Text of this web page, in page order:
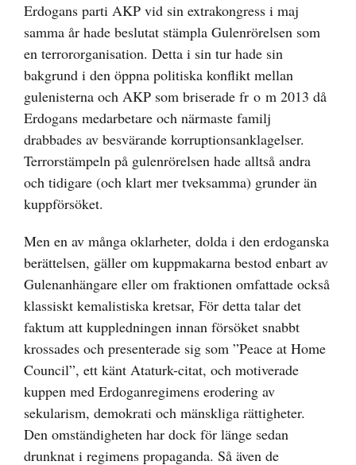
Erdogans parti AKP vid sin extrakongress i maj
samma år hade beslutat stämpla Gulenrörelsen som
en terrororganisation. Detta i sin tur hade sin
bakgrund i den öppna politiska konflikt mellan
gulenisterna och AKP som briserade fr o m 2013 då
Erdogans medarbetare och närmaste familj
drabbades av besvärande korruptionsanklagelser.
Terrorstämpeln på gulenrörelsen hade alltså andra
och tidigare (och klart mer tveksamma) grunder än
kuppförsöket.
Men en av många oklarheter, dolda i den erdoganska
berättelsen, gäller om kuppmakarna bestod enbart av
Gulenanhängare eller om fraktionen omfattade också
klassiskt kemalistiska kretsar, För detta talar det
faktum att kuppledningen innan försöket snabbt
krossades och presenterade sig som ”Peace at Home
Council”, ett känt Ataturk-citat, och motiverade
kuppen med Erdoganregimens erodering av
sekularism, demokrati och mänskliga rättigheter.
Den omständigheten har dock för länge sedan
drunknat i regimens propaganda. Så även de